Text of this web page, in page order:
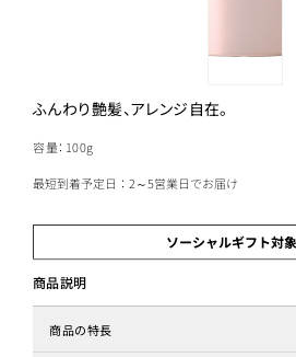
ふんわり艶髪、アレンジ自在。
容量：100g
最短到着予定日：2～5営業日でお届け
ソーシャルギフト対象
商品説明
商品の特長